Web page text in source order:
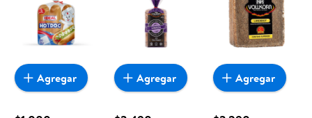
Agregar Agregar Agregar